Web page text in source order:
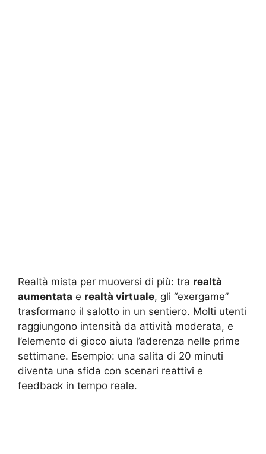
Realtà mista per muoversi di più: tra realtà
aumentata e realtà virtuale, gli “exergame”
trasformano il salotto in un sentiero. Molti utenti
raggiungono intensità da attività moderata, e
l’elemento di gioco aiuta l’aderenza nelle prime
settimane. Esempio: una salita di 20 minuti
diventa una sfida con scenari reattivi e
feedback in tempo reale.